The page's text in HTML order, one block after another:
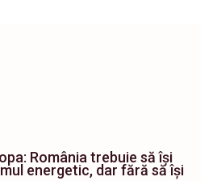
România trebuie să își
energetic, dar fără să își